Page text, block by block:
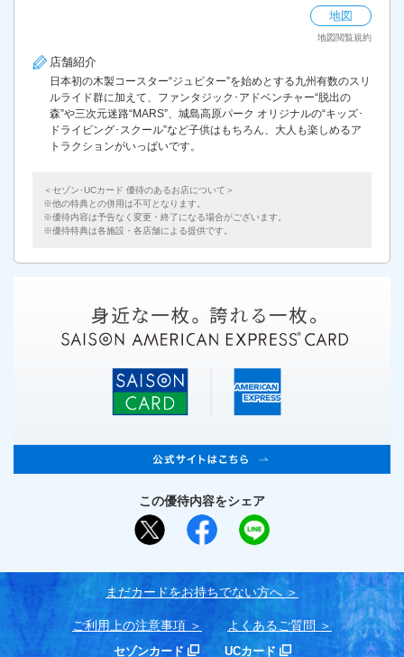
地図
地図閲覧規約
店舗紹介
日本初の木製コースター“ジュピター”を始めとする九州有数のスリ
ルライド群に加えて、ファンタジック･アドベンチャー“脱出の
森”や三次元迷路“MARS”、城島高原パーク オリジナルの“キッズ･
ドライビング･スクール”など子供はもちろん、大人も楽しめるア
トラクションがいっぱいです。
＜セゾン･UCカード 優待のあるお店について＞
他の特典との併用は不可となります。
優待内容は予告なく変更・終了になる場合がございます。
優待特典は各施設・各店舗による提供です。
この優待内容をシェア
まだカードをお持ちでない⽅へ
ご利用上の注意事項 よくあるご質問
セゾンカード UCカード